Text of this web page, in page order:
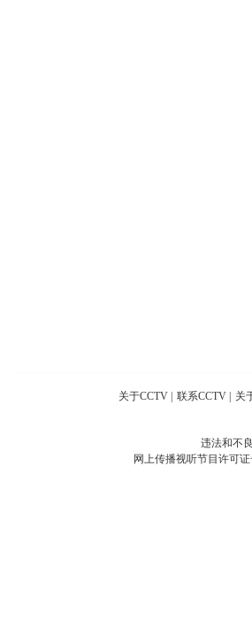
关于CCTV 联系CCTV 关
违法和不
网上传播视听节目许可证